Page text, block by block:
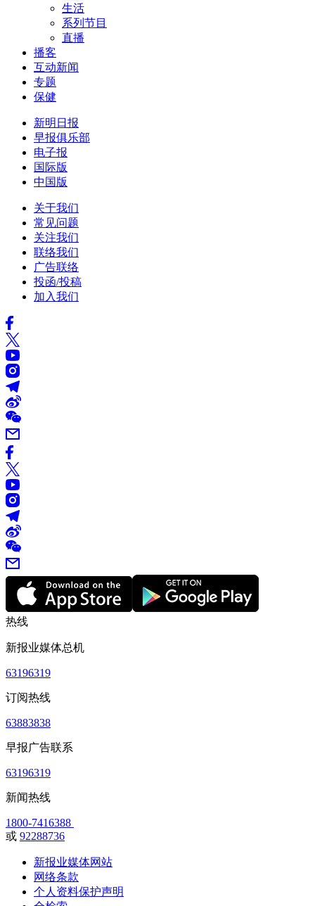
生活
系列节目
直播
播客
互动新闻
专题
保健
新明日报
早报俱乐部
电子报
国际版
中国版
关于我们
常见问题
关注我们
联络我们
广告联络
投函/投稿
加入我们
热线
新报业媒体总机
63196319
订阅热线
63883838
早报广告联系
63196319
新闻热线
1800-7416388
或 92288736
新报业媒体网站
网络条款
个人资料保护声明